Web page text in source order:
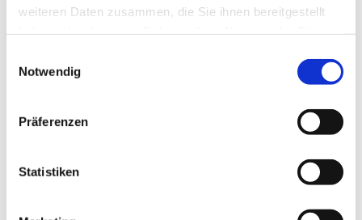
weiteren Daten zusammen, die Sie ihnen bereitgestellt
Notwendig
Präferenzen
Statistiken